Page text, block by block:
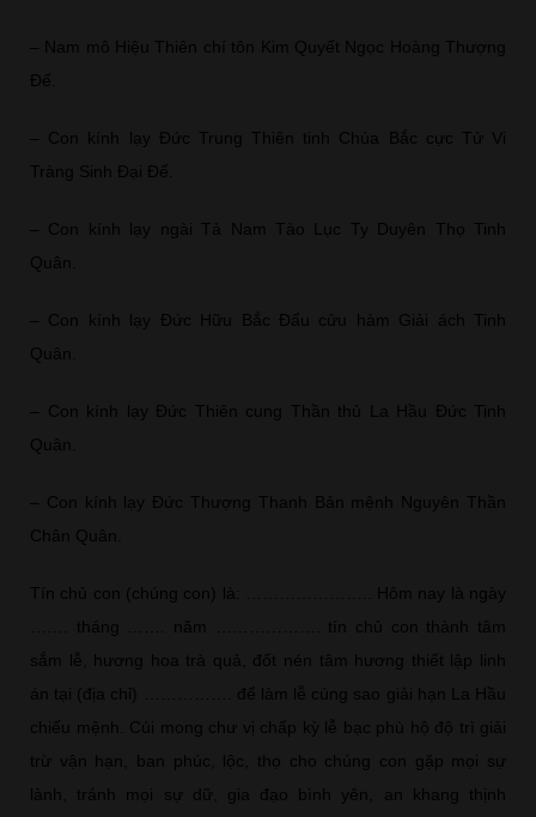
– Nam mô Hiệu Thiên chí tôn Kim Quyết Ngọc Hoàng Thượng
Đế.
– Con kính lạy Đức Trung Thiên tinh Chúa Bắc cực Tử Vi
Tràng Sinh Đại Đế.
– Con kính lạy ngài Tả Nam Tào Lục Ty Duyên Thọ Tinh
Quân.
– Con kính lạy Đức Hữu Bắc Đẩu cửu hàm Giải ách Tinh
Quân.
– Con kính lạy Đức Thiên cung Thần thủ La Hầu Đức Tinh
Quân.
– Con kính lạy Đức Thượng Thanh Bản mệnh Nguyên Thần
Chân Quân.
Tín chủ con (chúng con) là: ………………….. Hôm nay là ngày
……. tháng ……. năm ………………. tín chủ con thành tâm
sắm lễ, hương hoa trà quả, đốt nén tâm hương thiết lập linh
án tại (địa chỉ) ……………. để làm lễ cúng sao giải hạn La Hầu
chiếu mệnh. Cúi mong chư vị chấp kỳ lễ bạc phù hộ độ trì giải
trừ vận hạn, ban phúc, lộc, thọ cho chúng con gặp mọi sự
lành, tránh mọi sự dữ, gia đạo bình yên, an khang thịnh